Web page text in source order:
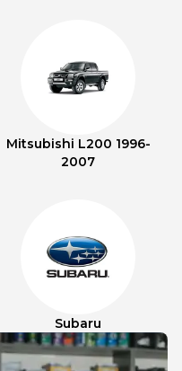
Mitsubishi L200 1996-
2007
Subaru